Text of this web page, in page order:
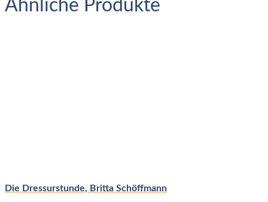
Ähnliche Produkte
Die Dressurstunde, Britta Schöffmann